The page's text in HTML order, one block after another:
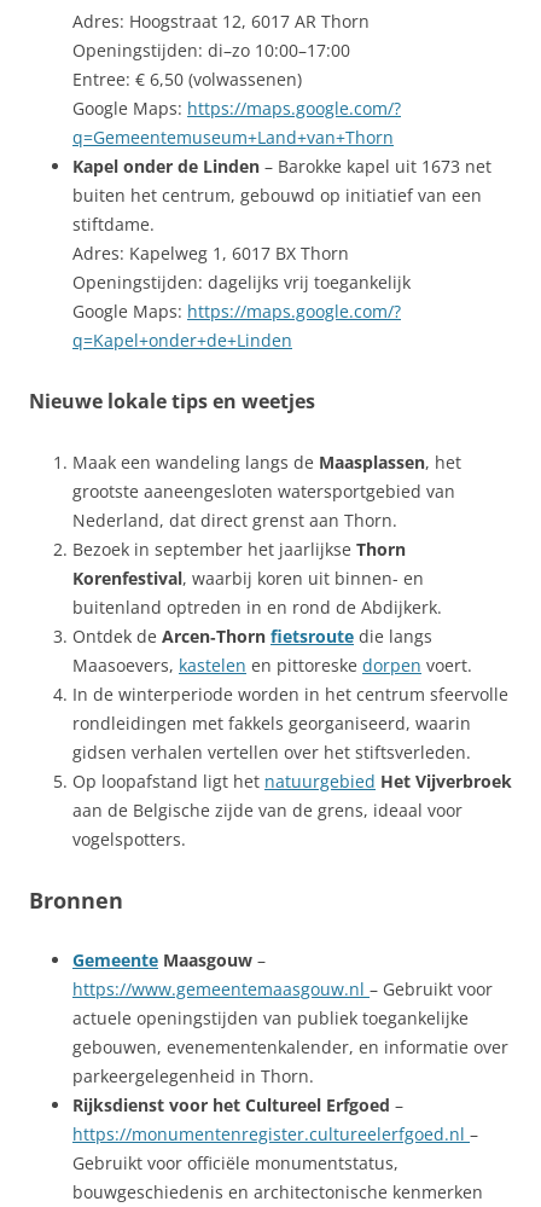
Adres: Hoogstraat 12, 6017 AR Thorn
Openingstijden: di–zo 10:00–17:00
Entree: € 6,50 (volwassenen)
Google Maps: https://maps.google.com/?
q=Gemeentemuseum+Land+van+Thorn
Kapel onder de Linden – Barokke kapel uit 1673 net
buiten het centrum, gebouwd op initiatief van een
stiftdame.
Adres: Kapelweg 1, 6017 BX Thorn
Openingstijden: dagelijks vrij toegankelijk
Google Maps: https://maps.google.com/?
q=Kapel+onder+de+Linden
Nieuwe lokale tips en weetjes
Maak een wandeling langs de Maasplassen, het
grootste aaneengesloten watersportgebied van
Nederland, dat direct grenst aan Thorn.
Bezoek in september het jaarlijkse Thorn
Korenfestival, waarbij koren uit binnen- en
buitenland optreden in en rond de Abdijkerk.
Ontdek de Arcen‑Thorn fietsroute die langs
Maasoevers, kastelen en pittoreske dorpen voert.
In de winterperiode worden in het centrum sfeervolle
rondleidingen met fakkels georganiseerd, waarin
gidsen verhalen vertellen over het stiftsverleden.
Op loopafstand ligt het natuurgebied Het Vijverbroek
aan de Belgische zijde van de grens, ideaal voor
vogelspotters.
Bronnen
Gemeente Maasgouw –
https://www.gemeentemaasgouw.nl – Gebruikt voor
actuele openingstijden van publiek toegankelijke
gebouwen, evenementenkalender, en informatie over
parkeergelegenheid in Thorn.
Rijksdienst voor het Cultureel Erfgoed –
https://monumentenregister.cultureelerfgoed.nl –
Gebruikt voor officiële monumentstatus,
bouwgeschiedenis en architectonische kenmerken